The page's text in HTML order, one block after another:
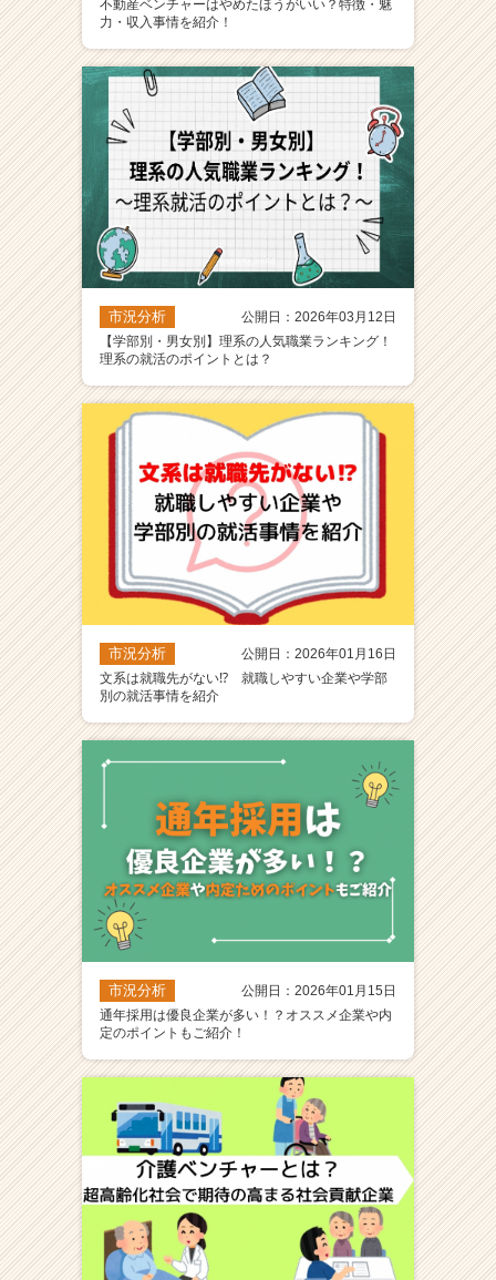
不動産ベンチャーはやめたほうがいい？特徴・魅
力・収入事情を紹介！
市況分析
公開日：2026年03月12日
【学部別・男女別】理系の人気職業ランキング！
理系の就活のポイントとは？
市況分析
公開日：2026年01月16日
文系は就職先がない⁉ 就職しやすい企業や学部
別の就活事情を紹介
市況分析
公開日：2026年01月15日
通年採用は優良企業が多い！？オススメ企業や内
定のポイントもご紹介！